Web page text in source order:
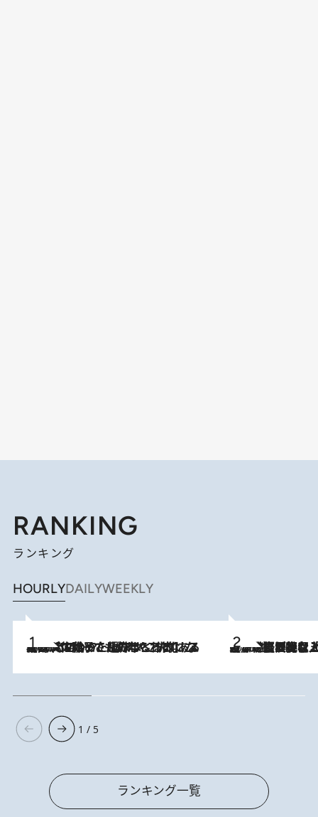
RANKING
ランキング
HOURLYDAILYWEEKLY
2026.8.5
【阿川佐和子さんの年とる力】なぜ70代で始めた趣味は“こんなに楽しい”のか？ ピアノ、俳句…スランプに陥っても続けられる“ある秘訣”とは 2026.8.5
【なぜ吉沢亮は「気配を消せる」のか？】興行収入208億の『国宝』を経て挑むミュージカル『ディア・エヴァン・ハンセン』。トップ俳優が舞台上でさらけ出した“孤独”とは
1 / 5
ランキング一覧